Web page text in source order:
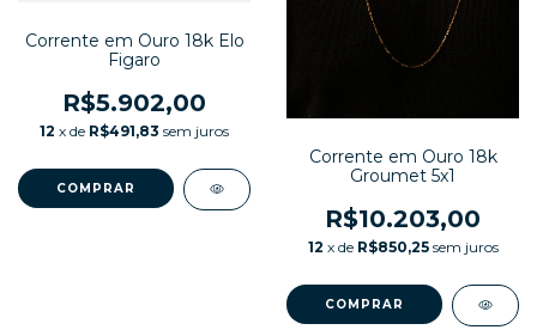
Corrente em Ouro 18k Elo
Figaro
R$5.902,00
12 x de R$491,83 sem juros
Corrente em Ouro 18k
Groumet 5x1
R$10.203,00
12 x de R$850,25 sem juros